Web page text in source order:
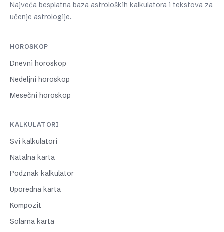
Najveća besplatna baza astroloških kalkulatora i tekstova za
učenje astrologije.
HOROSKOP
Dnevni horoskop
Nedeljni horoskop
Mesečni horoskop
KALKULATORI
Svi kalkulatori
Natalna karta
Podznak kalkulator
Uporedna karta
Kompozit
Solarna karta